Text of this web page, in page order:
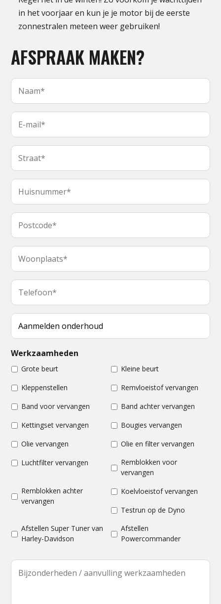
in het voorjaar en kun je je motor bij de eerste
zonnestralen meteen weer gebruiken!
AFSPRAAK MAKEN?
Werkzaamheden
Grote beurt
Kleine beurt
Kleppenstellen
Remvloeistof vervangen
Band voor vervangen
Band achter vervangen
Kettingset vervangen
Bougies vervangen
Olie vervangen
Olie en filter vervangen
Luchtfilter vervangen
Remblokken voor
vervangen
Remblokken achter
vervangen
Koelvloeistof vervangen
Testrun op de Dyno
Afstellen Super Tuner van
Harley-Davidson
Afstellen
Powercommander